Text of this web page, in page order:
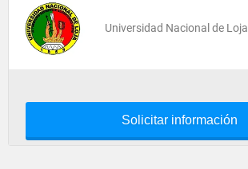
Universidad Nacional de Loja
Solicitar información